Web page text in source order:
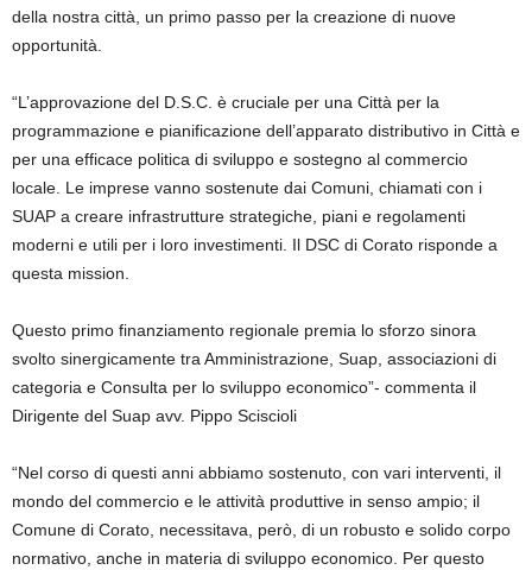
della nostra città, un primo passo per la creazione di nuove
opportunità.
“L’approvazione del D.S.C. è cruciale per una Città per la
programmazione e pianificazione dell’apparato distributivo in Città e
per una efficace politica di sviluppo e sostegno al commercio
locale. Le imprese vanno sostenute dai Comuni, chiamati con i
SUAP a creare infrastrutture strategiche, piani e regolamenti
moderni e utili per i loro investimenti. Il DSC di Corato risponde a
questa mission.
Questo primo finanziamento regionale premia lo sforzo sinora
svolto sinergicamente tra Amministrazione, Suap, associazioni di
categoria e Consulta per lo sviluppo economico”- commenta il
Dirigente del Suap avv. Pippo Sciscioli
“Nel corso di questi anni abbiamo sostenuto, con vari interventi, il
mondo del commercio e le attività produttive in senso ampio; il
Comune di Corato, necessitava, però, di un robusto e solido corpo
normativo, anche in materia di sviluppo economico. Per questo